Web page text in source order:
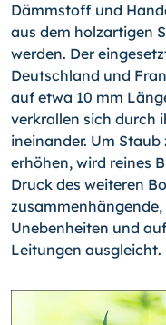
Dämmstoff und
aus dem holzartigen
werden. Der
Deutschland und
auf etwa 10 mm
verkrallen sich durch
ineinander. Um
erhöhen, wird reines
Druck des weiteren
Unebenheiten und
Leitungen ausgleicht.